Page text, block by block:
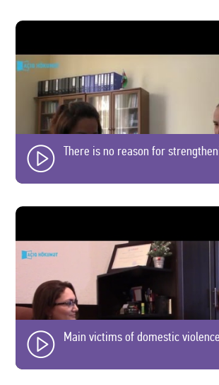
There is no reason for
Main victims of domestic